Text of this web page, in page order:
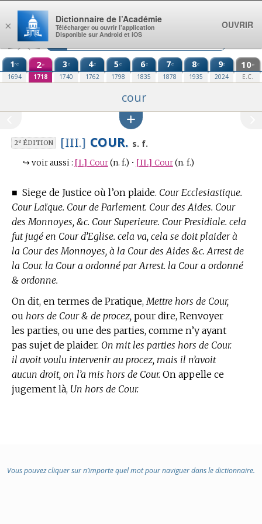
Aller au contenu
1re
1694
2e
1718
3e
1740
4e
1762
5e
1798
6e
1835
7e
1878
8e
1935
9e
2024
10e
E.C.
cour
2eÉDITION [III.] COUR. s. f.
↪ voir aussi : [I.] Cour (n. f.) • [II.] Cour (n. f.)
■ Siege de Justice où l’on plaide. Cour Ecclesiastique.
Cour Laïque. Cour de Parlement. Cour des Aides. Cour
des Monnoyes, &c. Cour Superieure. Cour Presidiale. cela
fut jugé en Cour d’Eglise. cela va, cela se doit plaider à
la Cour des Monnoyes, à la Cour des Aides &c. Arrest de
la Cour. la Cour a ordonné par Arrest. la Cour a ordonné
& ordonne.
On dit, en termes de Pratique, Mettre hors de Cour,
ou hors de Cour & de procez, pour dire, Renvoyer
les parties, ou une des parties, comme n’y ayant
pas sujet de plaider. On mit les parties hors de Cour.
il avoit voulu intervenir au procez, mais il n’avoit
aucun droit, on l’a mis hors de Cour. On appelle ce
jugement là, Un hors de Cour.
Vous pouvez cliquer sur n’importe quel mot pour naviguer dans le dictionnaire.
×
Dictionnaire de l’Académie
Télécharger ou ouvrir l’application
Disponible sur Android et iOS
OUVRIR